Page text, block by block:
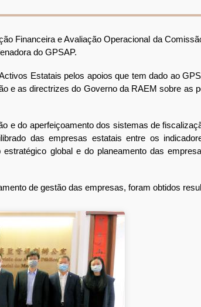
Financeira e Avaliação Operacional da
do GPSAP.
Estatais pelos apoios que tem dado ao
e as directrizes do Governo da RAEM sobre as
do aperfeiçoamento dos sistemas de
das empresas estatais entre os
global e do planeamento das
de gestão das empresas, foram obtidos